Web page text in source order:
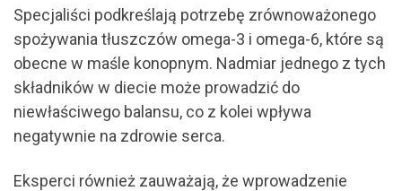
Specjaliści podkreślają potrzebę zrównoważonego
spożywania tłuszczów omega-3 i omega-6, które są
obecne w maśle konopnym. Nadmiar jednego z tych
składników w diecie może prowadzić do
niewłaściwego balansu, co z kolei wpływa
negatywnie na zdrowie serca.
Eksperci również zauważają, że wprowadzenie